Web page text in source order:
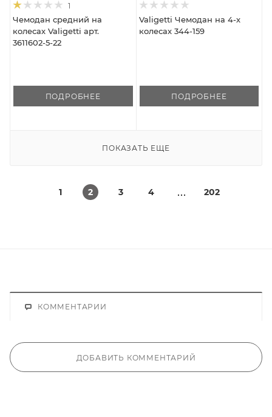
1
Чемодан средний на
колесах Valigetti арт.
3611602-5-22
ПОДРОБНЕЕ
Valigetti Чемодан на 4-х
колесах 344-159
ПОДРОБНЕЕ
ПОКАЗАТЬ ЕЩЕ
1 2 3 4 202
КОММЕНТАРИИ
ДОБАВИТЬ КОММЕНТАРИЙ